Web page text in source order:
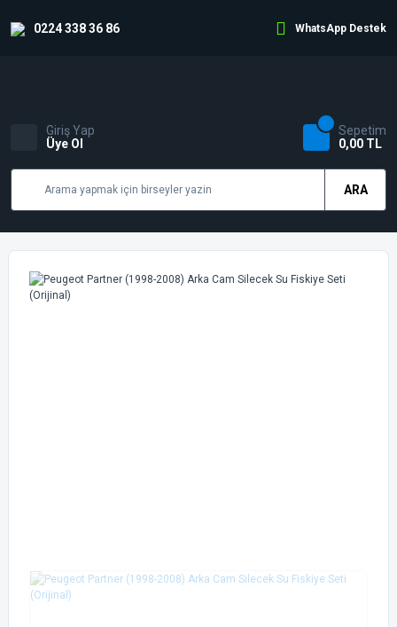
0224 338 36 86 WhatsApp Destek
ARA
Giriş Yap
Üye Ol
Sepetim
0,00 TL